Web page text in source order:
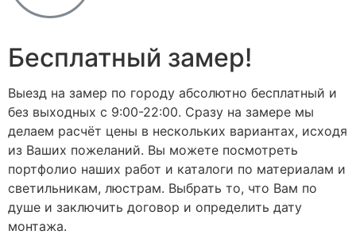
Бесплатный замер!
Выезд на замер по городу абсолютно бесплатный и
без выходных с 9:00-22:00. Сразу на замере мы
делаем расчёт цены в нескольких вариантах, исходя
из Ваших пожеланий. Вы можете посмотреть
портфолио наших работ и каталоги по материалам и
светильникам, люстрам. Выбрать то, что Вам по
душе и заключить договор и определить дату
монтажа.